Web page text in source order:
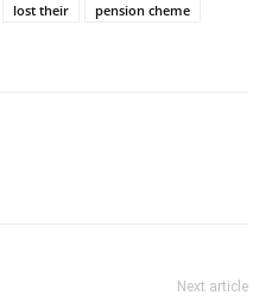
lost their
pension cheme
Next article